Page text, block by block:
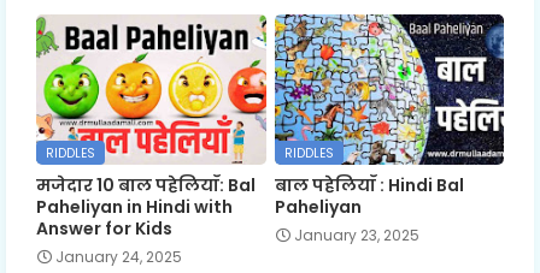
RIDDLES
मजेदार 10 बाल पहेलियाँ: Bal
Paheliyan in Hindi with
Answer for Kids
January 24, 2025
RIDDLES
बाल पहेलियाँ : Hindi Bal
Paheliyan
January 23, 2025